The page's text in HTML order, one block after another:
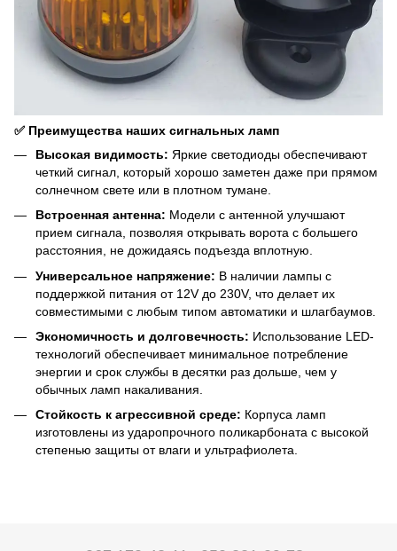
✅ Преимущества наших сигнальных ламп
Высокая видимость: Яркие светодиоды обеспечивают
четкий сигнал, который хорошо заметен даже при прямом
солнечном свете или в плотном тумане.
Встроенная антенна: Модели с антенной улучшают
прием сигнала, позволяя открывать ворота с большего
расстояния, не дожидаясь подъезда вплотную.
Универсальное напряжение: В наличии лампы с
поддержкой питания от 12V до 230V, что делает их
совместимыми с любым типом автоматики и шлагбаумов.
Экономичность и долговечность: Использование LED-
технологий обеспечивает минимальное потребление
энергии и срок службы в десятки раз дольше, чем у
обычных ламп накаливания.
Стойкость к агрессивной среде: Корпуса ламп
изготовлены из ударопрочного поликарбоната с высокой
степенью защиты от влаги и ультрафиолета.